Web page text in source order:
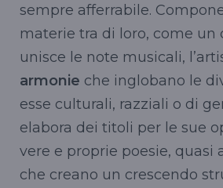
sempre afferrabile.
materie tra di loro, come un
unisce le note musicali,
armonie che inglobano le
esse culturali, razziali o di
elabora dei titoli per le sue
vere e proprie poesie, quasi
che creano un crescendo